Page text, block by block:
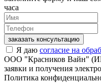
часа
заказать консультацию
Я даю согласие на
ООО "Красников Вайн"
заявки и получения
Политика